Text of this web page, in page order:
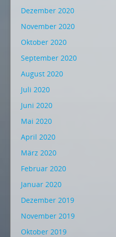
Dezember 2020
November 2020
Oktober 2020
September 2020
August 2020
Juli 2020
Juni 2020
Mai 2020
April 2020
März 2020
Februar 2020
Januar 2020
Dezember 2019
November 2019
Oktober 2019